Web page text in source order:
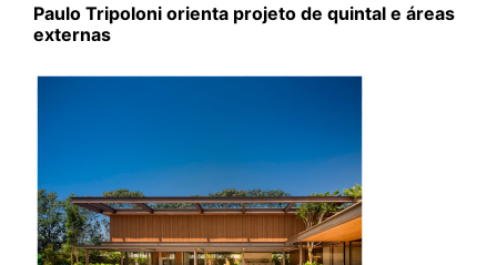
Paulo Tripoloni orienta projeto de quintal e áreas
externas